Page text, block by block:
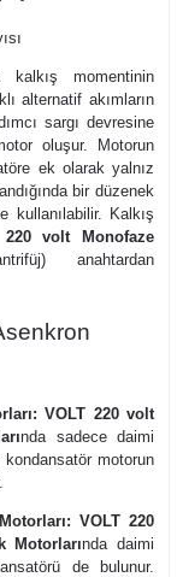
kalkış momentinin
alternatif akımların
sargı devresine
oluşur. Motorun
ek olarak yalnız
bir düzenek
kullanılabilir. Kalkış
220 volt Monofaze
anahtardan
VOLT 220 volt
nda sadece daimi
motorun
VOLT 220
Motorlarında daimi
de bulunur.